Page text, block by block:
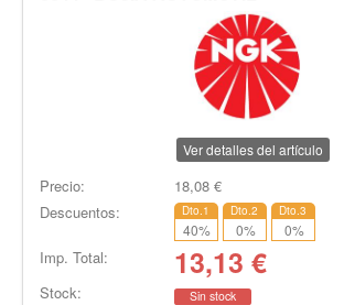
Ver detalles del artículo
Precio: 18,08€
Descuentos:
Dto.1
40%
Dto.2
0%
Dto.3
0%
Imp. Total: 13,13 €
Stock: Sin stock